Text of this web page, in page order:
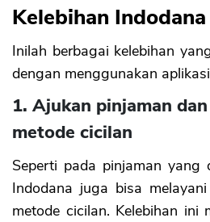
Kelebihan Indodana
Inilah berbagai kelebihan
dengan menggunakan
1. Ajukan pinjaman
metode cicilan
Seperti pada pinjaman yang
Indodana juga bisa
metode cicilan. Kelebihan ini